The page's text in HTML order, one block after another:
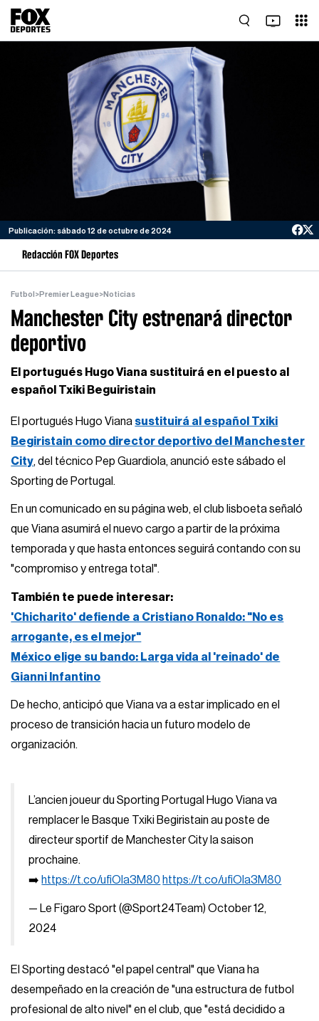
Publicación: sábado 12 de octubre de 2024
Redacción FOX Deportes
Futbol >Premier League>Noticias
Manchester City estrenará director
deportivo
El portugués Hugo Viana sustituirá en el puesto al
español Txiki Beguiristain
El portugués Hugo Viana sustituirá al español Txiki
Begiristain como director deportivo del Manchester
City, del técnico Pep Guardiola, anunció este sábado el
Sporting de Portugal.
En un comunicado en su página web, el club lisboeta señaló
que Viana asumirá el nuevo cargo a partir de la próxima
temporada y que hasta entonces seguirá contando con su
"compromiso y entrega total".
También te puede interesar:
'Chicharito' defiende a Cristiano Ronaldo: "No es
arrogante, es el mejor"
México elige su bando: Larga vida al 'reinado' de
Gianni Infantino
De hecho, anticipó que Viana va a estar implicado en el
proceso de transición hacia un futuro modelo de
organización.
L’ancien joueur du Sporting Portugal Hugo Viana va
remplacer le Basque Txiki Begiristain au poste de
directeur sportif de Manchester City la saison
prochaine.
➡️ https://t.co/ufiOIa3M80 https://t.co/ufiOIa3M80
— Le Figaro Sport (@Sport24Team)October 12,
2024
El Sporting destacó "el papel central" que Viana ha
desempeñado en la creación de "una estructura de futbol
profesional de alto nivel" en el club, que "está decidido a